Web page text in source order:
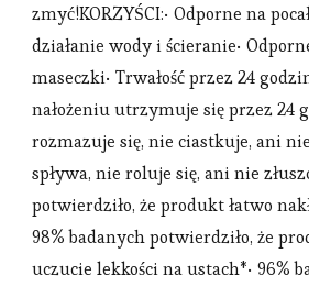
zmyć!KORZYŚCI:• Odporne na
działanie wody i ścieranie•
maseczki• Trwałość przez 24
nałożeniu utrzymuje się przez 24
rozmazuje się, nie ciastkuje, ani
spływa, nie roluje się, ani nie
potwierdziło, że produkt łatwo
98% badanych potwierdziło, że
uczucie lekkości na ustach*• 96%